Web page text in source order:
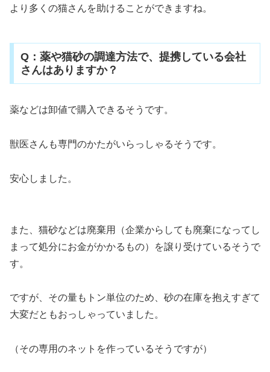
より多くの猫さんを助けることができますね。
Q：薬や猫砂の調達方法で、提携している会社
さんはありますか？
薬などは卸値で購入できるそうです。
獣医さんも専門のかたがいらっしゃるそうです。
安心しました。
また、猫砂などは廃棄用（企業からしても廃棄になってし
まって処分にお金がかかるもの）を譲り受けているそうで
す。
ですが、その量もトン単位のため、砂の在庫を抱えすぎて
大変だともおっしゃっていました。
（その専用のネットを作っているそうですが）